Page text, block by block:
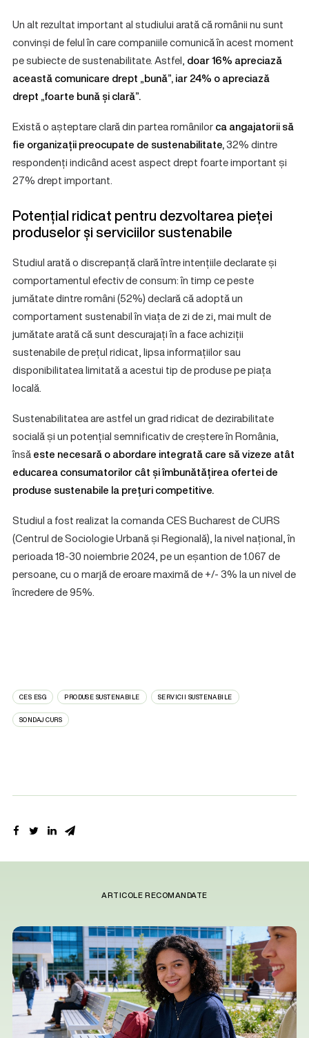
Un alt rezultat important al studiului arată că românii nu sunt
convinși de felul în care companiile comunică în acest moment
pe subiecte de sustenabilitate. Astfel, doar 16% apreciază
această comunicare drept „bună”, iar 24% o apreciază
drept „foarte bună și clară”.
Există o așteptare clară din partea românilorca angajatorii să
fie organizații preocupate de sustenabilitate,32% dintre
respondenți indicând acest aspect drept foarte important și
27% drept important.
Potențial ridicat pentru dezvoltarea pieței
produselor și serviciilor sustenabile
Studiul arată o discrepanță clară între intențiile declarate și
comportamentul efectiv de consum: în timp ce peste
jumătate dintre români (52%) declară că adoptă un
comportament sustenabil în viața de zi de zi, mai mult de
jumătate arată că sunt descurajați în a face achiziții
sustenabile de prețul ridicat, lipsa informațiilor sau
disponibilitatea limitată a acestui tip de produse pe piața
locală.
Sustenabilitatea are astfel un grad ridicat de dezirabilitate
socială și un potențial semnificativ de creștere în România,
însăeste necesară o abordare integrată care să vizeze atât
educarea consumatorilor cât și îmbunătățirea ofertei de
produse sustenabile la prețuri competitive.
Studiul a fost realizat la comanda CES Bucharest de CURS
(Centrul de Sociologie Urbană și Regională), la nivel național, în
perioada 18-30 noiembrie 2024, pe un eșantion de 1.067 de
persoane, cu o marjă de eroare maximă de +/- 3% la un nivel de
încredere de 95%.
CES ESG PRODUSE SUSTENABILE SERVICII SUSTENABILE
SONDAJ CURS
ARTICOLE RECOMANDATE